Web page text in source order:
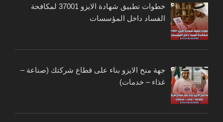
خطوات تطبيق شهادة الايزو 37001 لمكافحة
الفساد داخل المؤسسات
جهة منح الايزو بناء على قطاع شركتك (صناعة –
غذاء – خدمات)